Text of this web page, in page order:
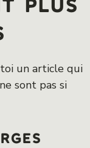
toi un article qui
sont pas si